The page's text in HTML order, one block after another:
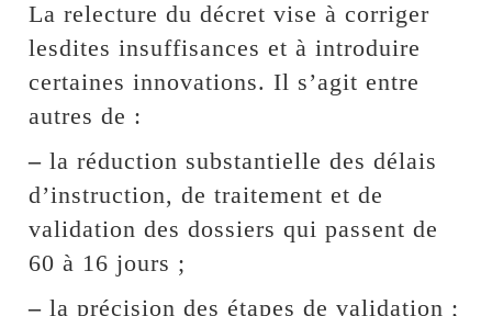
La relecture du décret vise à corriger
lesdites insuffisances et à introduire
certaines innovations. Il s’agit entre
autres de :
– la réduction substantielle des délais
d’instruction, de traitement et de
validation des dossiers qui passent de
60 à 16 jours ;
– la précision des étapes de validation ;